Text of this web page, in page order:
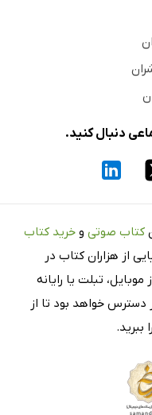
دنبال کنید.
کتاب صوتی و خرید کتاب
از هزاران کتاب در
تبلت یا رایانه
دسترس خواهد بود تا از
ببرید.